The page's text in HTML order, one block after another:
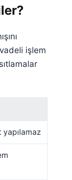
işlem
yapılamaz